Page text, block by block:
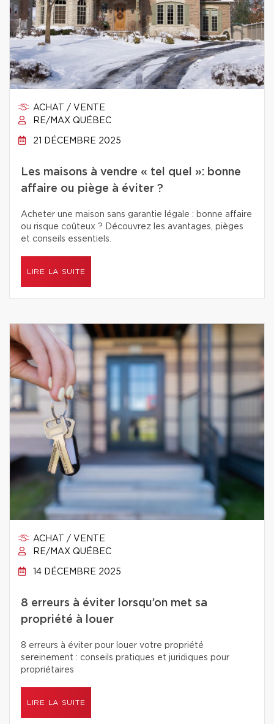
ACHAT / VENTE
RE/MAX QUÉBEC
21 DÉCEMBRE 2025
Les maisons à vendre « tel quel »: bonne
affaire ou piège à éviter ?
Acheter une maison sans garantie légale : bonne affaire
ou risque coûteux ? Découvrez les avantages, pièges
et conseils essentiels.
LIRE LA SUITE
ACHAT / VENTE
RE/MAX QUÉBEC
14 DÉCEMBRE 2025
8 erreurs à éviter lorsqu’on met sa
propriété à louer
8 erreurs à éviter pour louer votre propriété
sereinement : conseils pratiques et juridiques pour
propriétaires
LIRE LA SUITE